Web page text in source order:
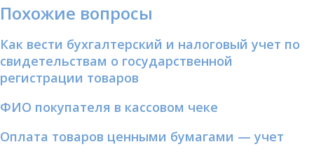
Похожие вопросы
Как вести бухгалтерский и налоговый учет по
свидетельствам о государственной
регистрации товаров
ФИО покупателя в кассовом чеке
Оплата товаров ценными бумагами — учет